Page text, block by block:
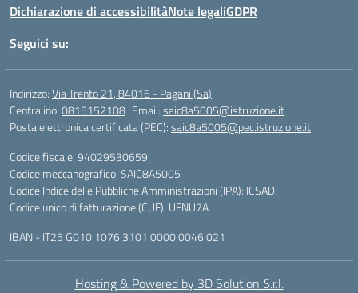
Dichiarazione di accessibilitàNote legaliGDPR
Seguici su:
Indirizzo:Via Trento 21, 84016 - Pagani (Sa)
Centralino:0815152108 Email:saic8a5005@istruzione.it
Posta elettronica certificata (PEC):saic8a5005@pec.istruzione.it
Codice fiscale: 94029530659
Codice meccanografico:SAIC8A5005
Codice Indice delle Pubbliche Amministrazioni (IPA): ICSAD
Codice unico di fatturazione (CUF): UFNU7A
IBAN - IT25 G010 1076 3101 0000 0046 021
Hosting & Powered by 3D Solution S.r.l.